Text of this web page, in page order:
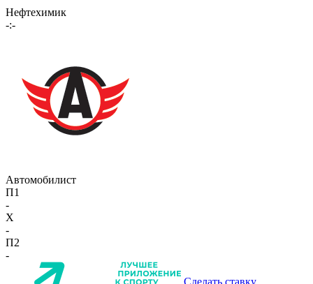
Нефтехимик
-:-
Автомобилист
П1
-
X
-
П2
-
Сделать ставку